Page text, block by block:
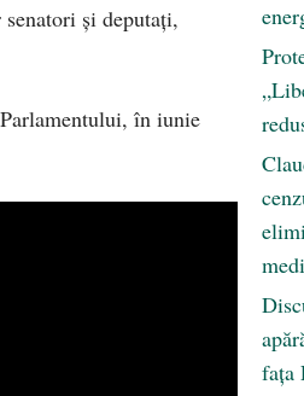
și deputați,
în iunie
fața